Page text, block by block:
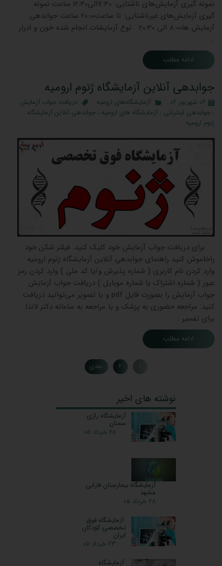
نمونه گیری آزمایش‌های ناشتایی: 7:30الی12:30 ساعت نمونه
گیری آزمایش‌های غیرناشتایی: تا ساعت20:00 ساعت جوابدهی
آزمایش ‌ها8:00 الی 20:30 نوع آزمایشات انجام شده خون و ادرار
…
ادامه مطلب
جوابدهی آنلاین آزمایشگاه ژنوم ارومیه
۰۶ شهریور ۰۲ آزمایشگاه‌های ارومیه
دریافت جواب آزمایش
، جوابدهی اینترنتی ، آزمایشگاه های ارومیه ، جوابدهی آنلاین آزمایشگاه
ژنوم ارومیه
​ برای دریافت جواب آزمایش خود کلیک کنید. فیلتر شکن خود
راخاموش کنید راهنمای جوابدهی آنلاین آزمایشگاه ژنوم ارومیه
وارد کردن نام کاربری ( شماره پذیرش و/یا کد ملی ) وارد کردن رمز
عبور ( شماره اشتراک یا شماره موبایل ) دریافت جواب آزمایش
جواب آزمایش را بصورت فایل pdf و یا تصویر می‌توانید دریافت
کنید. مراجعه حضوری به پزشک و یا مراجعه به سامانه دکتر لاندا
برای تفسیر …
ادامه مطلب
۲ بعدی
نوشته های اخیر
آزمایشگاه رازی
سمنان
۲۸ خرداد ۰۵
آزمایشگاه بیمارستان فارابی
مشهد
۲۸ خرداد ۰۵
آزمایشگاه فوق
تخصصی کودکان
ایران
۲۳ خرداد ۰۵
آزمایشگاه